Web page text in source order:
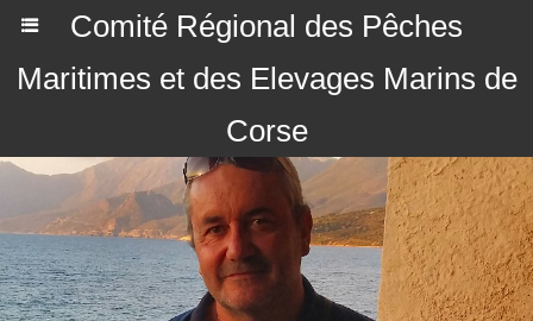
Comité Régional des Pêches
Maritimes et des Elevages Marins de
Corse